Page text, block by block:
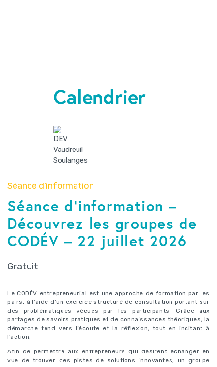
Calendrier
Séance d'information
Séance d’information –
Découvrez les groupes de
CODÉV – 22 juillet 2026
Gratuit
Le CODÉV entrepreneurial est une approche de formation par les
pairs, à l’aide d’un exercice structuré de consultation portant sur
des problématiques vécues par les participants. Grâce aux
partages de savoirs pratiques et de connaissances théoriques, la
démarche tend vers l’écoute et la réflexion, tout en incitant à
l’action.
Afin de permettre aux entrepreneurs qui désirent échanger en
vue de trouver des pistes de solutions innovantes, un groupe